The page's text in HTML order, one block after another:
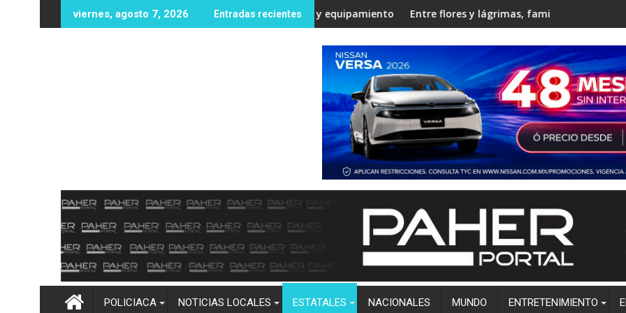
al
viernes, agosto 7, 2026 Entradas recientes
oportunidades educativas con posible sede de la UPES en Angostura
UAS fortalece infraestructura y equipamiento en la Unidad Regional Centro Norte rumbo al ciclo escolar
Entre flores y lágrimas, familiares y amigos despiden a
POLICIACA NOTICIAS LOCALES ESTATALES NACIONALES MUNDO ENTRETENIMIENTO